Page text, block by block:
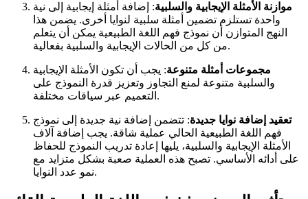
موازنة الأمثلة الإيجابية والسلبية: إضافة أمثلة إيجابية إلى نية
واحدة تستلزم تضمين أمثلة سلبية لنوايا أخرى. يضمن هذا
النهج المتوازن أن نموذج فهم اللغة الطبيعية يمكن أن يتعلم
من كل من الحالات الإيجابية والسلبية بفعالية.
مجموعات أمثلة متنوعة: يجب أن تكون الأمثلة الإيجابية
والسلبية متنوعة لمنع التجاوز وتعزيز قدرة النموذج على
التعميم عبر سياقات مختلفة.
تعقيد إضافة نوايا جديدة: تتضمن إضافة نية جديدة إلى نموذج
فهم اللغة الطبيعية الحالي عملية شاقة. يجب إضافة آلاف
الأمثلة الإيجابية والسلبية، يليها إعادة تدريب النموذج للحفاظ
على أدائه الأساسي. تصبح هذه العملية صعبة بشكل متزايد مع
نمو عدد النوايا.